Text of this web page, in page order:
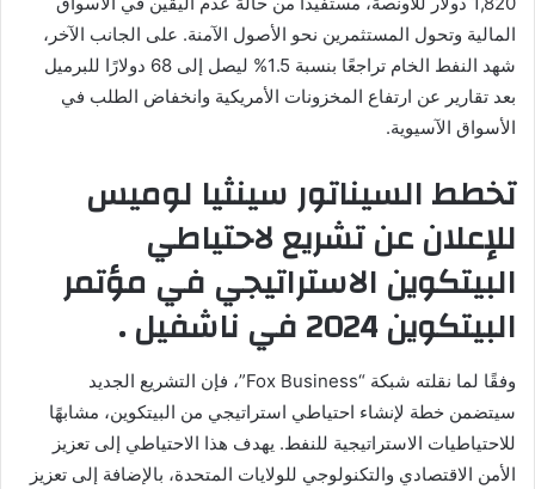
المالية وتحول المستثمرين نحو الأصول الآمنة. على الجانب الآخر،
شهد النفط الخام تراجعًا بنسبة 1.5% ليصل إلى 68 دولارًا للبرميل
بعد تقارير عن ارتفاع المخزونات الأمريكية وانخفاض الطلب في
الأسواق الآسيوية.
تخطط السيناتور سينثيا لوميس
للإعلان عن تشريع لاحتياطي
البيتكوين الاستراتيجي في مؤتمر
البيتكوين 2024 في ناشفيل .
وفقًا لما نقلته شبكة “Fox Business”، فإن التشريع الجديد
سيتضمن خطة لإنشاء احتياطي استراتيجي من البيتكوين، مشابهًا
للاحتياطيات الاستراتيجية للنفط. يهدف هذا الاحتياطي إلى تعزيز
الأمن الاقتصادي والتكنولوجي للولايات المتحدة، بالإضافة إلى تعزيز